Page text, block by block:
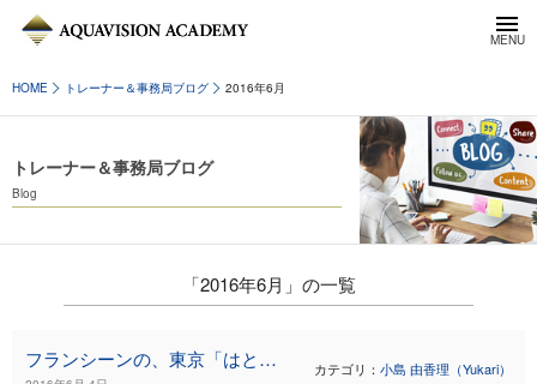
HOME トレーナー＆事務局ブログ 2016年6月
トレーナー＆事務局ブログ
Blog
「2016年6月」の一覧
フランシーンの、東京「はとバス」ツアー カテゴリ： 小島 由香理（Yukari）